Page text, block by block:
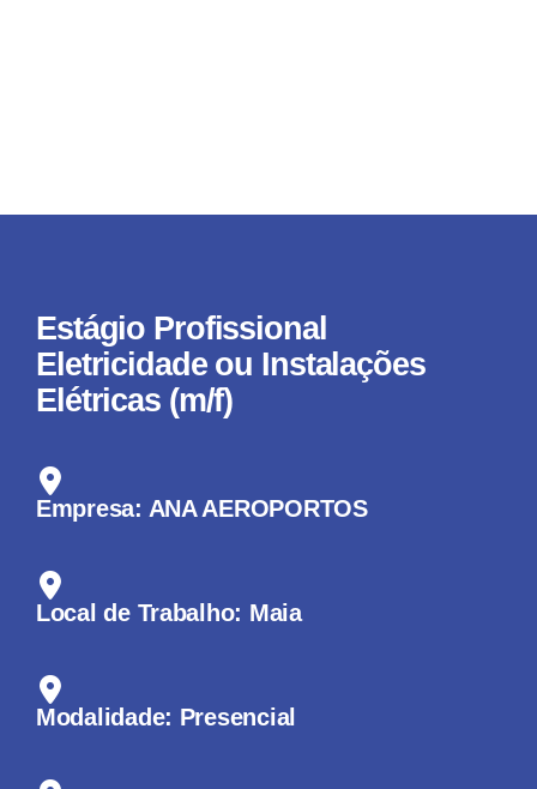
Estágio Profissional
Eletricidade ou Instalações
Elétricas (m/f)
Empresa: ANA AEROPORTOS
Local de Trabalho: Maia
Modalidade: Presencial